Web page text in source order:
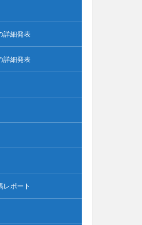
詳細発表
詳細発表
レポート